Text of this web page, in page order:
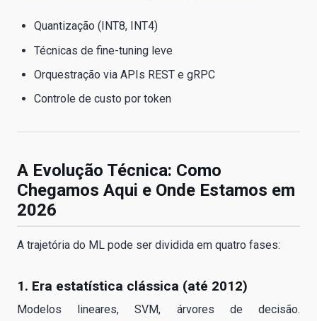
Quantização (INT8, INT4)
Técnicas de fine-tuning leve
Orquestração via APIs REST e gRPC
Controle de custo por token
A Evolução Técnica: Como
Chegamos Aqui e Onde Estamos em
2026
A trajetória do ML pode ser dividida em quatro fases:
1. Era estatística clássica (até 2012)
Modelos lineares, SVM, árvores de decisão.